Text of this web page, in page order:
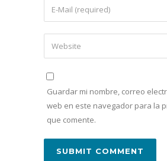
Guardar mi nombre, correo
web en este navegador para la
que comente.